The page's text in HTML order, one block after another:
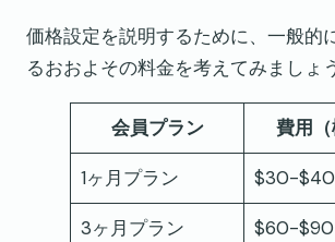
価格設定を説明するために、一般的
るおおよその料金を考えてみましょう
会員プラン 費用（
1ヶ月プラン $30-$40
3ヶ月プラン $60-$90